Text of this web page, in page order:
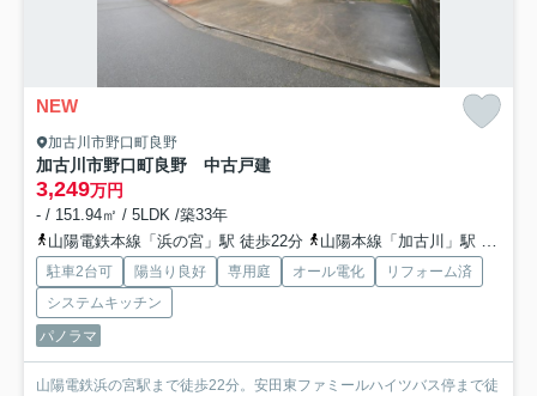
NEW
加古川市野口町良野
加古川市野口町良野 中古戸建
3,249万円
- / 151.94㎡ / 5LDK /築33年
山陽電鉄本線「浜の宮」駅 徒歩22分
山陽本線「加古川」駅 徒歩33分
駐車2台可 陽当り良好 専用庭 オール電化
リフォーム済
システムキッチン
パノラマ
山陽電鉄浜の宮駅まで徒歩22分。安田東ファミールハイツバス停まで徒